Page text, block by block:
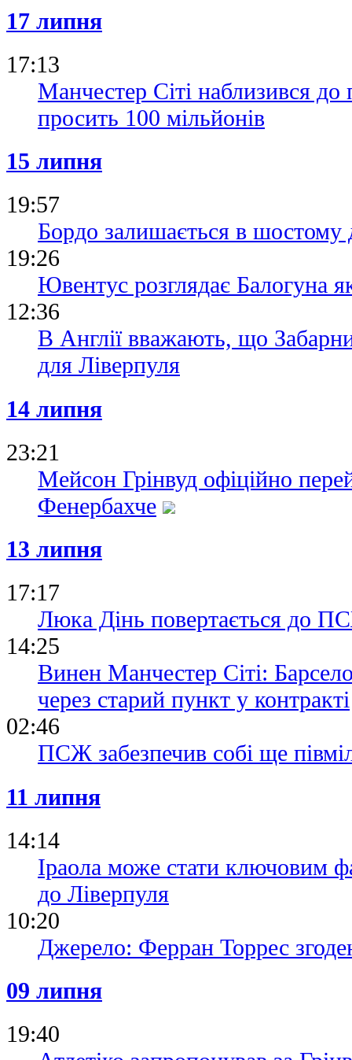
17 липня
17:13
Манчестер Сіті наблизився до
просить 100 мільйонів
15 липня
19:57
Бордо залишається в шостому
19:26
Ювентус розглядає Балогуна
12:36
В Англії вважають, що
для Ліверпуля
14 липня
23:21
Мейсон Грінвуд офіційно
Фенербахче
13 липня
17:17
Люка Дінь повертається до
14:25
Винен Манчестер Сіті:
через старий пункт у контракті
02:46
ПСЖ забезпечив собі ще
11 липня
14:14
Іраола може стати ключовим
до Ліверпуля
10:20
Джерело: Ферран Торрес
09 липня
19:40